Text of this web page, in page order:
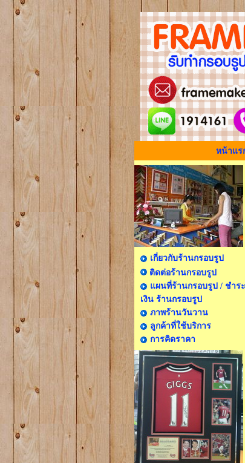
หน้าแร
เกี่ยวกับร้านกรอบรูป
ติดต่อร้านกรอบรูป
แผนที่ร้านกรอบรูป / ชำระ
เงิน ร้านกรอบรูป
ภาพร้านวันวาน
ลูกค้าที่ใช้บริการ
การคิดราคา